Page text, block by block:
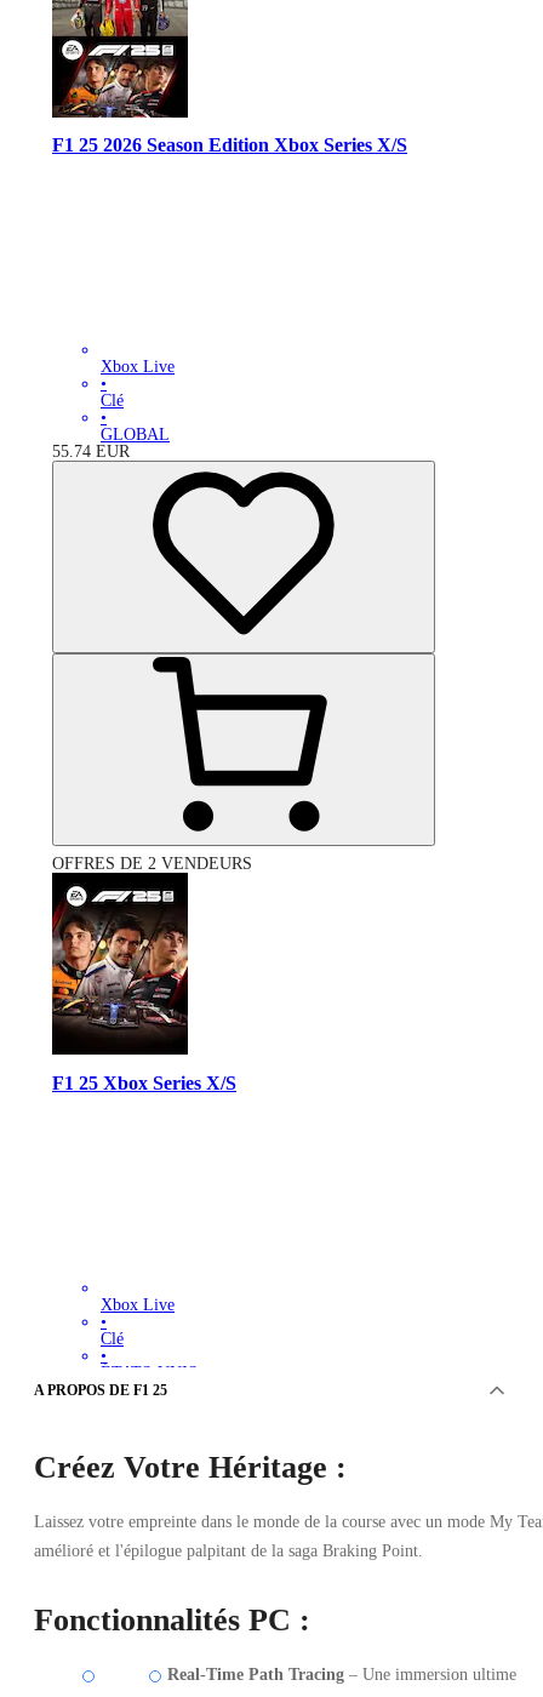
F1 25 2026 Season Edition Xbox Series X/S
Xbox Live
•
Clé
•
GLOBAL
55.74 EUR
OFFRES DE 2 VENDEURS
F1 25 Xbox Series X/S
Xbox Live
•
Clé
•
ÉTATS-UNIS
40.19 EUR
A PROPOS DE F1 25
Créez Votre Héritage :
Laissez votre empreinte dans le monde de la course avec un mode My
amélioré et l'épilogue palpitant de la saga Braking Point.
Fonctionnalités PC :
Real-Time Path Tracing – Une immersion ultime